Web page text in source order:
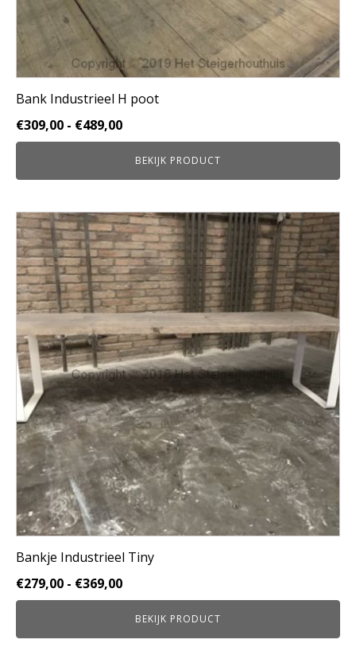
Bank Industrieel H poot
€309,00 - €489,00Prijsklasse:
€309,00
tot
€489,00
BEKIJK PRODUCT
Bankje Industrieel Tiny
€279,00 - €369,00Prijsklasse:
€279,00
tot
€369,00
BEKIJK PRODUCT
Dit
product
heeft
meerdere
variaties.
Deze
optie
kan
gekozen
worden
op
de
productpagina